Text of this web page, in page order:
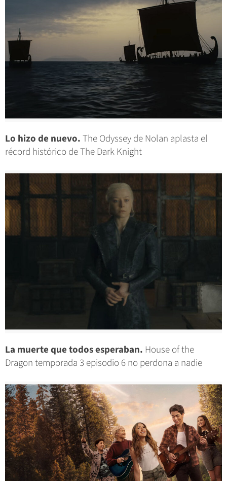
Lo hizo de nuevo.The Odyssey de Nolan aplasta el
récord histórico de The Dark Knight
La muerte que todos esperaban. House of the
Dragon temporada 3 episodio 6 no perdona a nadie